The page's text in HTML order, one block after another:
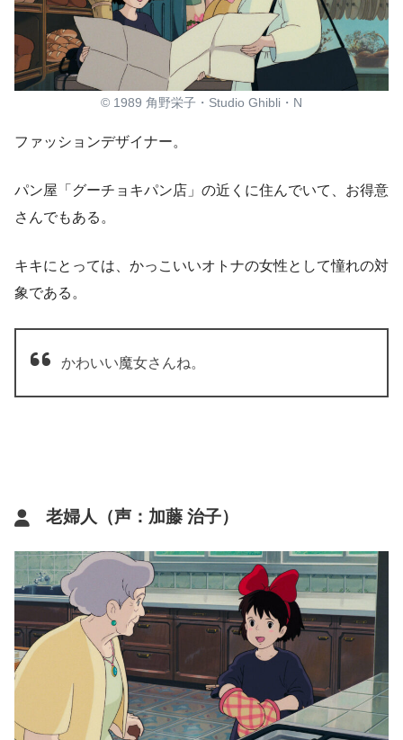
© 1989 角野栄子・Studio Ghibli・N
ファッションデザイナー。
パン屋「グーチョキパン店」の近くに住んでいて、お得意
さんでもある。
キキにとっては、かっこいいオトナの女性として憧れの対
象である。
かわいい魔女さんね。
老婦人（声：加藤 治子）